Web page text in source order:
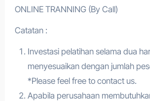
ONLINE TRANNING (By Call)
Catatan :
Investasi pelatihan selama dua
menyesuaikan dengan jumlah
*Please feel free to contact us.
Apabila perusahaan